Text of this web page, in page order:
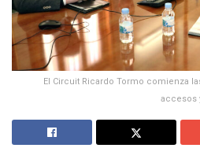
El Circuit Ricardo Tormo comienza
accesos